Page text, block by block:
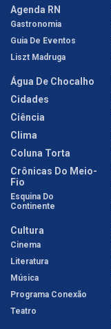
Agenda RN
Gastronomia
Guia De Eventos
Liszt Madruga
Água De Chocalho
Cidades
Ciência
Clima
Coluna Torta
Crônicas Do Meio-
Fio
Esquina Do
Continente
Cultura
Cinema
Literatura
Música
Programa Conexão
Teatro